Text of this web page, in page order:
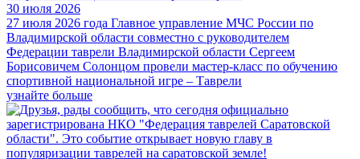
30 июля 2026
27 июля 2026 года Главное управление МЧС России по
Владимирской области совместно с руководителем
Федерации таврели Владимирской области Сергеем
Борисовичем Солонцом провели мастер-класс по обучению
спортивной национальной игре – Таврели
узнайте больше